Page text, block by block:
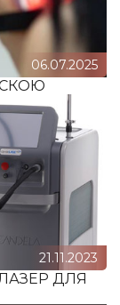
06.07.2025
21.11.2023
ДЛЯ